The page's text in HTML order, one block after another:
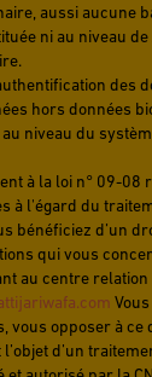
aussi aucune
ni au niveau
des
hors données
niveau du
à la loi n° 09-08
à l'égard du
bénéficiez d’un
qui vous
au centre relation
vous opposer à ce
d’un